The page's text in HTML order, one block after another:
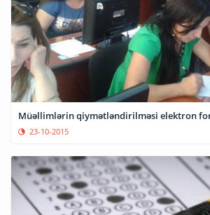
Müəllimlərin qiymətləndirilməsi elektron
23-10-2015